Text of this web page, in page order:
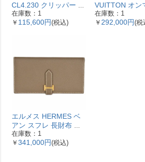
CL4.230 クリッパー ナ
クレ 腕時計 シェル文字
盤 ベゼル12Pダイヤ レ
在庫数：1
￥ 115,600円(税込)
VUITTON オン
イドMM ハンド
2WAY レザー
在庫数：1
￥ 292,000円(税
エルメス HERMES ベ
アン スフレ 長財布 ヴ
ォーエプソン Y刻印 エ
トゥープ ゴールド金具
在庫数：1
￥ 341,000円(税込)